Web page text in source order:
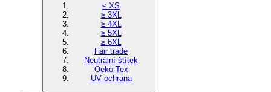
≤ XS
≥ 3XL
≥ 4XL
≥ 5XL
≥ 6XL
Fair trade
Neutrální štítek
Oeko-Tex
UV ochrana